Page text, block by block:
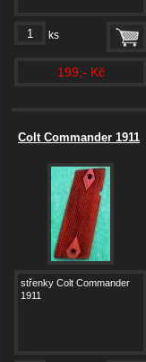
ks
199,- Kč
Colt Commander 1911
střenky Colt Commander
1911